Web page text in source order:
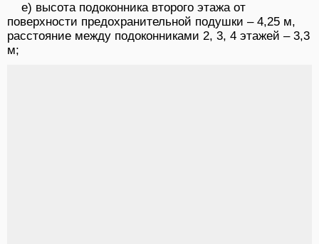
е) высота подоконника второго этажа от
поверхности предохранительной подушки – 4,25 м,
расстояние между подоконниками 2, 3, 4 этажей – 3,3
м;